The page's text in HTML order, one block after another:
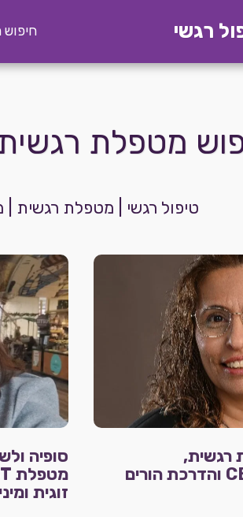
רגשי
מטפלת
טיפול רגשי | מטפלת רגשית |
רגשית,
סופיה
זוגית